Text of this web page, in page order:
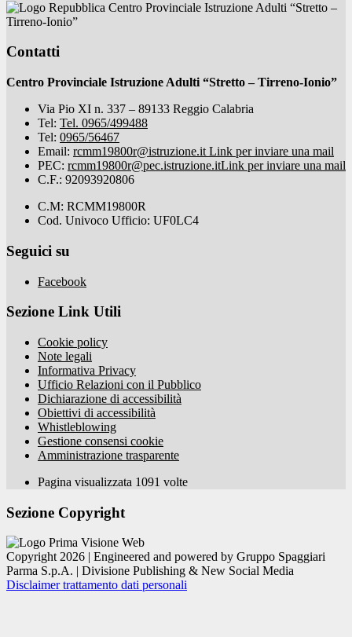
Centro Provinciale Istruzione Adulti “Stretto –
Tirreno-Ionio”
Contatti
Centro Provinciale Istruzione Adulti “Stretto – Tirreno-Ionio”
Via Pio XI n. 337 – 89133 Reggio Calabria
Tel: Tel. 0965/499488
Tel: 0965/56467
Email: rcmm19800r@istruzione.it Link per inviare una mail
PEC: rcmm19800r@pec.istruzione.itLink per inviare una mail
C.F.: 92093920806
C.M: RCMM19800R
Cod. Univoco Ufficio: UF0LC4
Seguici su
Facebook
Sezione Link Utili
Cookie policy
Note legali
Informativa Privacy
Ufficio Relazioni con il Pubblico
Dichiarazione di accessibilità
Obiettivi di accessibilità
Whistleblowing
Gestione consensi cookie
Amministrazione trasparente
Pagina visualizzata 1091 volte
Sezione Copyright
Copyright 2026 | Engineered and powered by Gruppo Spaggiari
Parma S.p.A. | Divisione Publishing & New Social Media
Disclaimer trattamento dati personali